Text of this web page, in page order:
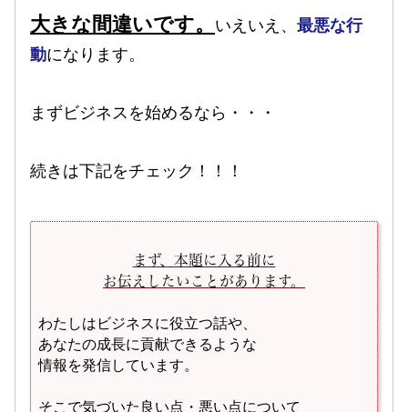
大きな間違いです。 いえいえ、 最悪な行
動になります。
まずビジネスを始めるなら・・・
続きは下記をチェック！！！
まず、本題に入る前に
お伝えしたいことがあります。
わたしはビジネスに役立つ話や、
あなたの成長に貢献できるような
情報を発信しています。
そこで気づいた良い点・悪い点について